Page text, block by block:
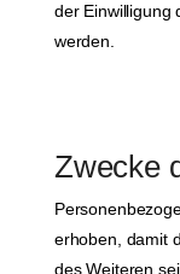
der Einwilligung
werden.
Zwecke
erhoben, damit
des Weiteren